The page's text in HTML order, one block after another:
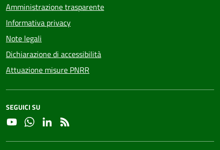
Amministrazione trasparente
Informativa privacy
Note legali
Dichiarazione di accessibilità
Attuazione misure PNRR
SEGUICI SU
YouTubeWhatsapp
Linkedin